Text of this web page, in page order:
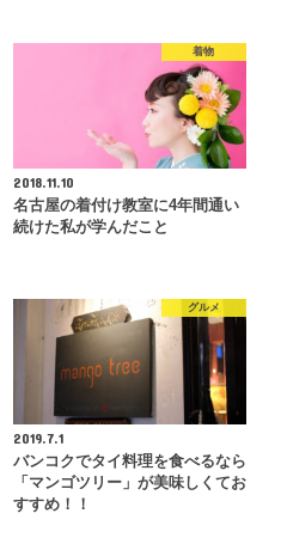
着物
2018.11.10
名古屋の着付け教室に4年間通い
続けた私が学んだこと
グルメ
2019.7.1
バンコクでタイ料理を食べるなら
「マンゴツリー」が美味しくてお
すすめ！！